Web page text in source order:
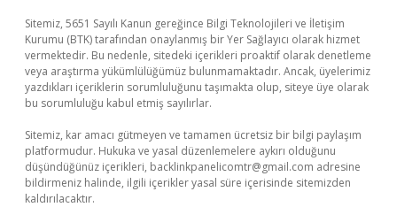
Sitemiz, 5651 Sayılı Kanun gereğince Bilgi Teknolojileri ve İletişim
Kurumu (BTK) tarafından onaylanmış bir Yer Sağlayıcı olarak hizmet
vermektedir. Bu nedenle, sitedeki içerikleri proaktif olarak denetleme
veya araştırma yükümlülüğümüz bulunmamaktadır. Ancak, üyelerimiz
yazdıkları içeriklerin sorumluluğunu taşımakta olup, siteye üye olarak
bu sorumluluğu kabul etmiş sayılırlar.
Sitemiz, kar amacı gütmeyen ve tamamen ücretsiz bir bilgi paylaşım
platformudur. Hukuka ve yasal düzenlemelere aykırı olduğunu
düşündüğünüz içerikleri, backlinkpanelicomtr@gmail.com adresine
bildirmeniz halinde, ilgili içerikler yasal süre içerisinde sitemizden
kaldırılacaktır.